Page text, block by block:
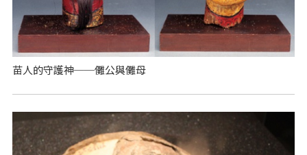
苗人的守護神──儺公與儺母